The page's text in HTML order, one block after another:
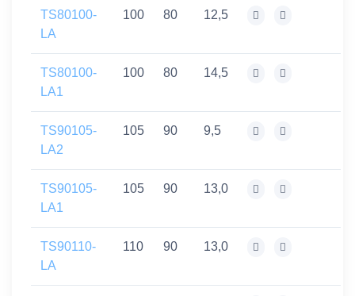
TS80100-
LA
100 80 12,5
TS80100-
LA1
100 80 14,5
TS90105-
LA2
105 90 9,5
TS90105-
LA1
105 90 13,0
TS90110-
LA
110 90 13,0